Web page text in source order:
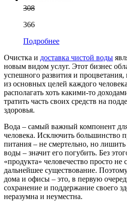
308
366
Подробнее
Очистка и доставка чистой воды
новым видом услуг. Этот бизнес
успешного развития и процветания,
из основных целей каждого
располагать хоть какими-то
тратить часть своих средств на
здоровья.
Вода – самый важный компонент
человека. Исключить большинство
питания – не смертельно, но
воды – значит его погубить. Без
«продукта» человечество просто
дальнейшее существование.
дома и офисы – это, в первую
сохранение и поддержание своего
неразумна и неуместна.